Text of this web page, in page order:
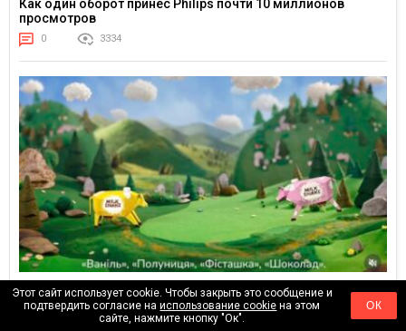
Как один оборот принес Philips почти 10 миллионов
просмотров
0 3334
23.07.2026
Пока 97% маркетологов пишут промпты, Галичина
Этот сайт использует cookie. Чтобы закрыть это сообщение и
подтвердить согласие наиспользование cookie на этом
сайте, нажмите кнопку "Ок".
ОК